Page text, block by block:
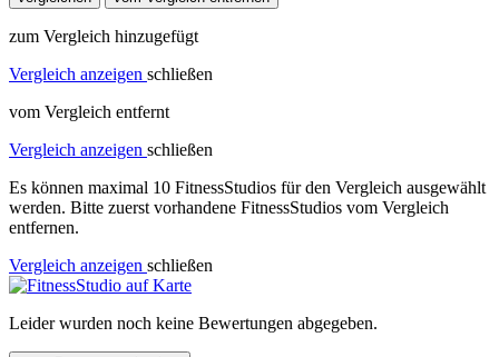
zum Vergleich hinzugefügt
Vergleich anzeigen schließen
vom Vergleich entfernt
Vergleich anzeigen schließen
Es können maximal 10 FitnessStudios für den Vergleich ausgewählt
werden. Bitte zuerst vorhandene FitnessStudios vom Vergleich
entfernen.
Vergleich anzeigen schließen
Leider wurden noch keine Bewertungen abgegeben.